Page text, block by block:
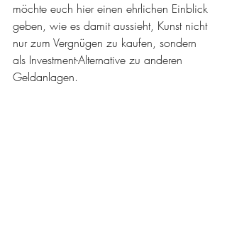
möchte euch hier einen ehrlichen Einblick
geben, wie es damit aussieht, Kunst nicht
nur zum Vergnügen zu kaufen, sondern
als Investment-Alternative zu anderen
Geldanlagen.